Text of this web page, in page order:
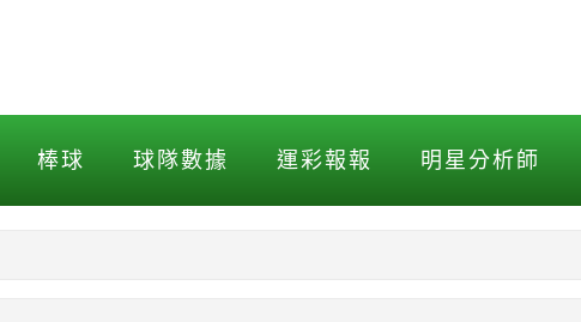
紀選擇安逸 蔣少宏用2金
棒球 球隊數據 運彩報報 明星分析師